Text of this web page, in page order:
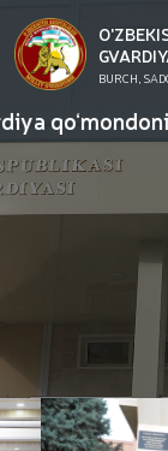
BURCH,
qo‘mondoni